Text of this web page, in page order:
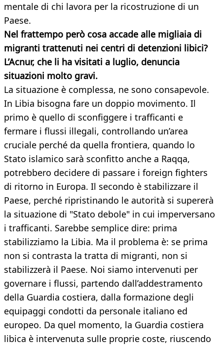
mentale di chi lavora per la ricostruzione di un
Paese.
Nel frattempo però cosa accade alle migliaia di
migranti trattenuti nei centri di detenzioni libici?
L’Acnur, che li ha visitati a luglio, denuncia
situazioni molto gravi.
La situazione è complessa, ne sono consapevole.
In Libia bisogna fare un doppio movimento. Il
primo è quello di sconfiggere i trafficanti e
fermare i flussi illegali, controllando un’area
cruciale perché da quella frontiera, quando lo
Stato islamico sarà sconfitto anche a Raqqa,
potrebbero decidere di passare i foreign fighters
di ritorno in Europa. Il secondo è stabilizzare il
Paese, perché ripristinando le autorità si supererà
la situazione di "Stato debole" in cui imperversano
i trafficanti. Sarebbe semplice dire: prima
stabilizziamo la Libia. Ma il problema è: se prima
non si contrasta la tratta di migranti, non si
stabilizzerà il Paese. Noi siamo intervenuti per
governare i flussi, partendo dall’addestramento
della Guardia costiera, dalla formazione degli
equipaggi condotti da personale italiano ed
europeo. Da quel momento, la Guardia costiera
libica è intervenuta sulle proprie coste, riuscendo